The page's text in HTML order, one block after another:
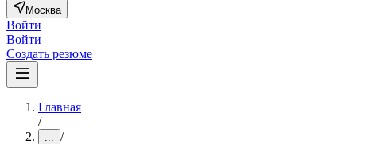
Москва
Войти
Войти
Создать резюме
Главная
/
... /